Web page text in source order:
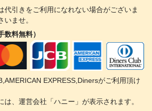
代引きをご利用になれない場合がございま
ませ。
数料無料）
EXPRESS,Dinersがご利用頂け
、運営会社「ハニー」が表示されます。